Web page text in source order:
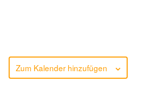
Zum Kalender hinzufügen